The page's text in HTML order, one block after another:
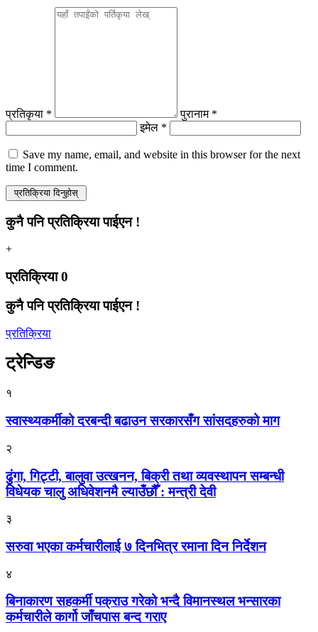
प्रतिकृया *
पुरानाम *
इमेल *
Save my name, email, and website in this browser for the next
time I comment.
कुनै पनि प्रतिक्रिया पाईएन !
+
प्रतिक्रिया0
कुनै पनि प्रतिक्रिया पाईएन !
प्रतिक्रिया
ट्रेन्डिङ
१
स्वास्थ्यकर्मीको दरबन्दी बढाउन सरकारसँग सांसदहरुको माग
२
ढुंगा, गिट्टी, बालुवा उत्खनन, बिक्री तथा व्यवस्थापन सम्बन्धी
विधेयक चालु अधिवेशनमै ल्याउँछौँ : मन्त्री देवी
३
सरुवा भएका कर्मचारीलाई ७ दिनभित्र रमाना दिन निर्देशन
४
बिनाकारण सहकर्मी पक्राउ गरेको भन्दै विमानस्थल भन्सारका
कर्मचारीले कार्गो जाँचपास बन्द गराए